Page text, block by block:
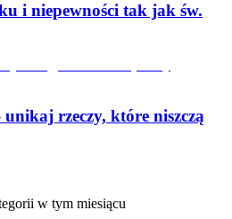
i niepewności tak jak św.
rzeczy, które niszczą
w tym miesiącu